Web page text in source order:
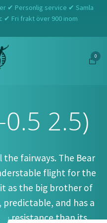
✔ Personlig service ✔ Samla
✔ Fri frakt över 900 inom
0
2.5)
fairways. The Bear
flight for the
as the big brother of
and has a
resistance than its